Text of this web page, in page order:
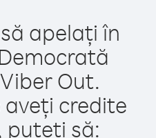
apelați în
Out.
credite
puteți să: